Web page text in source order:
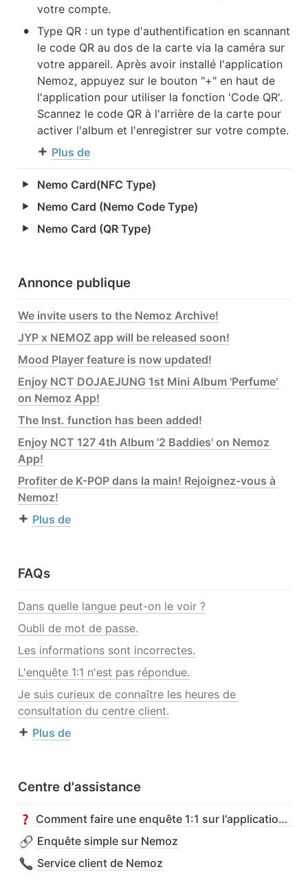
votre compte.
• Type QR : un type d'authentification en scannant
le code QR au dos de la carte via la caméra sur
votre appareil. Après avoir installé l'application
Nemoz, appuyez sur le bouton "+" en haut de
l'application pour utiliser la fonction 'Code QR'.
Scannez le code QR à l'arrière de la carte pour
activer l'album et l'enregistrer sur votre compte.
Plus de
Nemo Card(NFC Type)
Nemo Card (Nemo Code Type)
Nemo Card (QR Type)
Annonce publique
We invite users to the Nemoz Archive!
JYP x NEMOZ app will be released soon!
Mood Player feature is now updated!
Enjoy NCT DOJAEJUNG 1st Mini Album 'Perfume'
on Nemoz App!
The Inst. function has been added!
Enjoy NCT 127 4th Album '2 Baddies' on Nemoz
App!
Profiter de K-POP dans la main! Rejoignez-vous à
Nemoz!
Plus de
FAQs
Dans quelle langue peut-on le voir ?
Oubli de mot de passe.
Les informations sont incorrectes.
L'enquête 1:1 n'est pas répondue.
Je suis curieux de connaître les heures de
consultation du centre client.
Plus de
Centre d'assistance
Comment faire une enquête 1:1 sur l'application Nemoz
Enquête simple sur Nemoz
Service client de Nemoz